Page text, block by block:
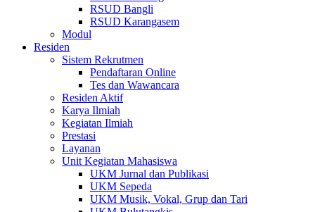
RSUD Bangli
RSUD Karangasem
Modul
Residen
Sistem Rekrutmen
Pendaftaran Online
Tes dan Wawancara
Residen Aktif
Karya Ilmiah
Kegiatan Ilmiah
Prestasi
Layanan
Unit Kegiatan Mahasiswa
UKM Jurnal dan Publikasi
UKM Sepeda
UKM Musik, Vokal, Grup dan Tari